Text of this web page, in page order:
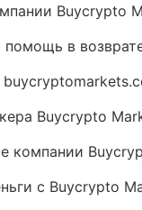
Buycrypto
помощь в
Buycrypto
компании
с Buycrypto